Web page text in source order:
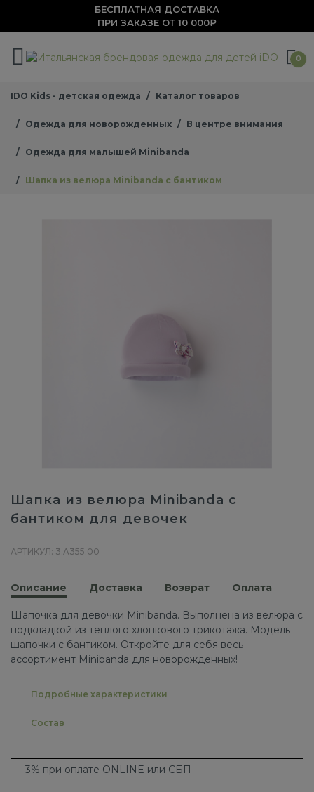
БЕСПЛАТНАЯ ДОСТАВКА
ПРИ ЗАКАЗЕ ОТ 10 000₽
0
IDO Kids - детская одежда Каталог товаров
Одежда для новорожденных В центре внимания
Одежда для малышей Minibanda
Шапка из велюра Minibanda с бантиком
Шапка из велюра Minibanda с
бантиком для девочек
АРТИКУЛ: 3.A355.00
Описание Доставка Возврат Оплата
Шапочка для девочки Minibanda. Выполнена из велюра с
подкладкой из теплого хлопкового трикотажа. Модель
шапочки с бантиком. Откройте для себя весь
ассортимент Minibanda для новорожденных!
Подробные характеристики
Состав
-3% при оплате ONLINE или СБП